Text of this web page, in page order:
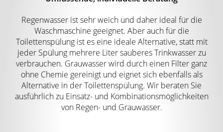
Regenwasser ist sehr weich und daher ideal für die
Waschmaschine geeignet. Aber auch für die
Toilettenspülung ist es eine ideale Alternative, statt mit
jeder Spülung mehrere Liter sauberes Trinkwasser zu
verbrauchen. Grauwasser wird durch einen Filter ganz
ohne Chemie gereinigt und eignet sich ebenfalls als
Alternative in der Toilettenspülung. Wir beraten Sie
ausführlich zu Einsatz- und Kombinationsmöglichkeiten
von Regen- und Grauwasser.